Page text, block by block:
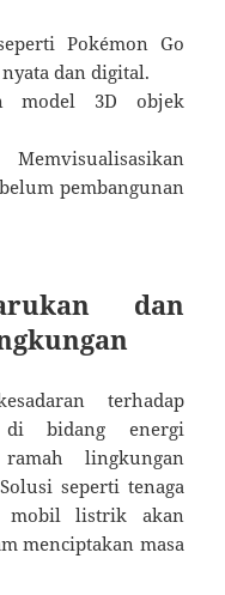
Pokémon Go
dan digital.
model 3D objek
Memvisualisasikan
pembangunan
dan
terhadap
bidang energi
lingkungan
seperti tenaga
mobil listrik akan
menciptakan masa